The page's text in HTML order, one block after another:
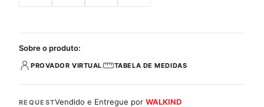
Sobre o produto:
PROVADOR VIRTUAL TABELA DE MEDIDAS
REQUESTVendido e Entregue porWALKIND